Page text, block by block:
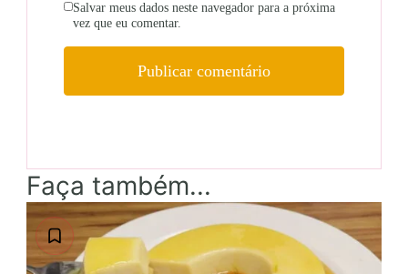
Salvar meus dados neste navegador para a próxima
vez que eu comentar.
Faça também...